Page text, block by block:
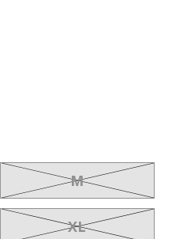
M
XL